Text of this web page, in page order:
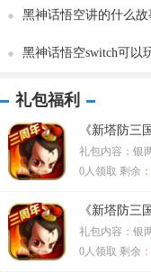
黑神话悟空讲的什么故
黑神话悟空switch可以
礼包福利
《新塔防三
礼包内容：银
阶石*100领取
0人领取 剩余：
《新塔防三
礼包内容：银
魂*10000领取
0人领取 剩余：